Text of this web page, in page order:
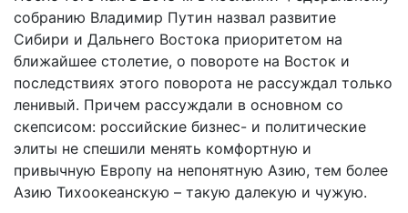
собранию Владимир Путин назвал развитие
Сибири и Дальнего Востока приоритетом на
ближайшее столетие, о повороте на Восток и
последствиях этого поворота не рассуждал только
ленивый. Причем рассуждали в основном со
скепсисом: российские бизнес- и политические
элиты не спешили менять комфортную и
привычную Европу на непонятную Азию, тем более
Азию Тихоокеанскую – такую далекую и чужую.